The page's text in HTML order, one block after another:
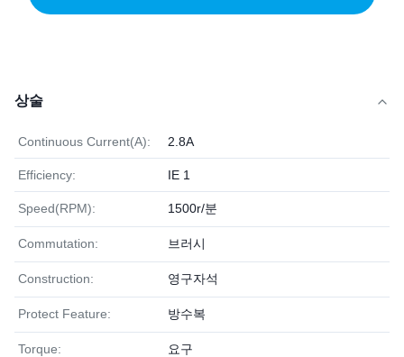
상술
Continuous Current(A): 2.8A
Efficiency: IE 1
Speed(RPM): 1500r/분
Commutation: 브러시
Construction: 영구자석
Protect Feature: 방수복
Torque: 요구